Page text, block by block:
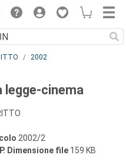
2002
legge-cinema
2002/2
P. Dimensione file 159 KB